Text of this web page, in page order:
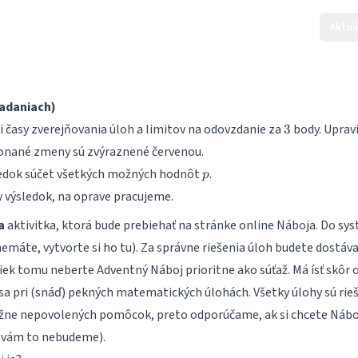
zverejňovania úloh a limitov na odovzdanie za 3
3 body.
zmeny sú zvýraznené červenou.
súčet všetkých možných hodnôt p
p.
na oprave pracujeme.
aktivitka, ktorá bude prebiehať na stránkeonline Náboja. Do
vytvorte si ho tu). Za správne riešenia úloh budete
tomu neberte Adventný Náboj prioritne ako súťaž. Má ísť
pri (snáď) pekných matematických úlohách. Všetky úlohy sú
nepovolených pomôcok, preto odporúčame, ak si chcete
to nebudeme).